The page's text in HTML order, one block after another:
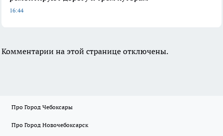
16:44
Комментарии на этой странице отключены.
Про Город Чебоксары
Про Город Новочебоксарск